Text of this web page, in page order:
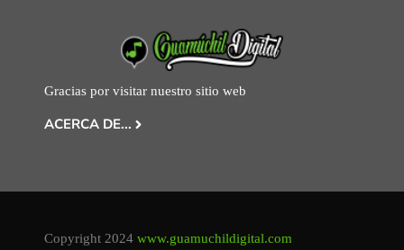
Gracias por visitar nuestro sitio web
ACERCA DE...
Copyright 2024 www.guamuchildigital.com